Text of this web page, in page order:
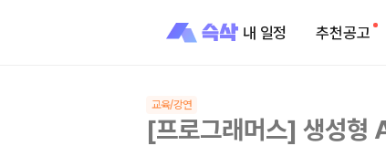
내 일정 추천공고
교육/강연
[프로그래머스] 생성형